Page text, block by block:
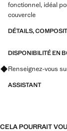
fonctionnel, idéal
couvercle
DÉTAILS,
DISPONIBILITÉ EN
Renseignez-vous
ASSISTANT
CELA POURRAIT